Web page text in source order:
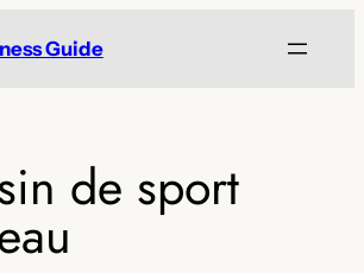
Guide
de sport